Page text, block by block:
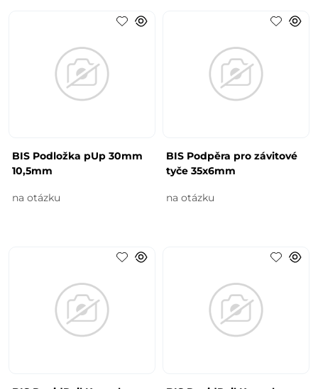
BIS Podložka pUp 30mm
10,5mm
na otázku
BIS Podpěra pro závitové
tyče 35x6mm
na otázku